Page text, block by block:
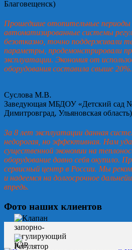
Благовещенск)
Прошедшие отопительные периоды
автоматизированные системы
безотказно, точно поддерживали
параметры, продемонстрировали
эксплуатации. Экономия от
оборудования составила свыше 20%.
Суслова М.В.
Заведующая МБДОУ «Детский сад №
Димитровград, Ульяновская область)
За 8 лет эксплуатации данная
недорогая, но эффективная. Нам
существенной экономии на
оборудование давно себя окупило.
сервисный центр в России. Мы
и надеемся на долгосрочное
впредь.
Фото наших клиентов